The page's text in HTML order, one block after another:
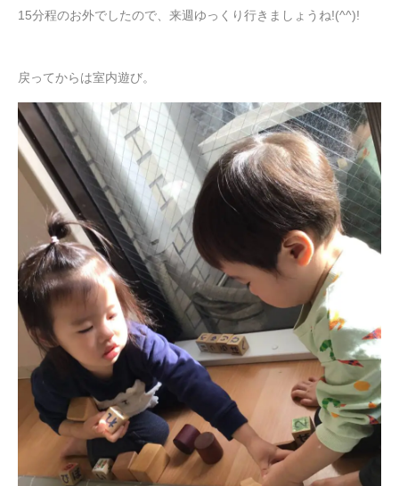
15分程のお外でしたので、来週ゆっくり行きましょうね!(^^)!
戻ってからは室内遊び。